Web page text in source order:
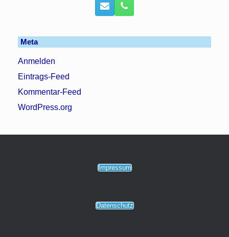
Meta
Anmelden
Eintrags-Feed
Kommentar-Feed
WordPress.org
Impressum
Datenschutz